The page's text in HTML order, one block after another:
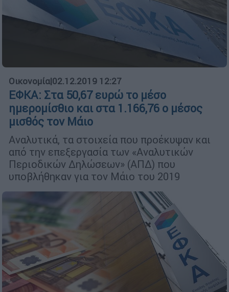
Οικονομία|02.12.2019 12:27
ΕΦΚΑ: Στα 50,67 ευρώ το μέσο
ημερομίσθιο και στα 1.166,76 ο μέσος
μισθός τον Μάιο
Αναλυτικά, τα στοιχεία που προέκυψαν και
από την επεξεργασία των «Αναλυτικών
Περιοδικών Δηλώσεων» (ΑΠΔ) που
υποβλήθηκαν για τον Μάιο του 2019